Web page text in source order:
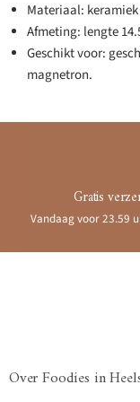
Materiaal: keramiek
Afmeting: lengte
Geschikt voor:
magnetron.
Gratis
Vandaag voor 23.59
Over Foodies in